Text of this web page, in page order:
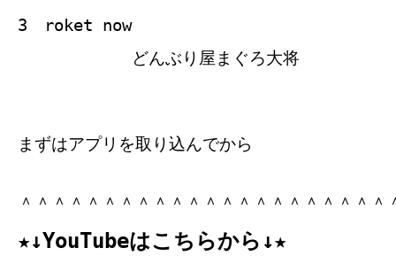
3 roket now
どんぶり屋まぐろ大将
まずはアプリを取り込んでから
＾＾＾＾＾＾＾＾＾＾＾＾＾＾＾＾＾＾＾＾＾
★↓YouTubeはこちらから↓★